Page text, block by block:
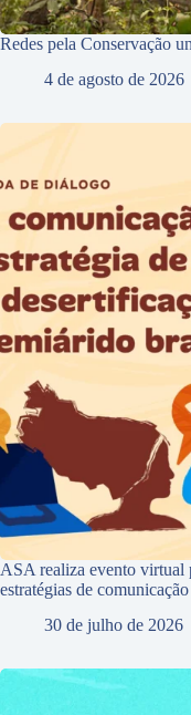
Redes pela Conservação
4 de agosto de 2026
ASA realiza evento virtual
estratégias de
30 de julho de 2026